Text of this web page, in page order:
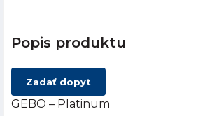
Popis produktu
Zadať dopyt
GEBO – Platinum